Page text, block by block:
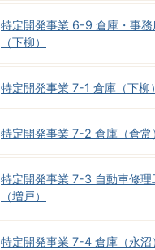
特定開発事業 6-9 倉庫・事務
（下柳）
特定開発事業 7-1 倉庫（下柳）
特定開発事業 7-2 倉庫（倉常
特定開発事業 7-3 自動車修理
（増戸）
特定開発事業 7-4 倉庫（永沼